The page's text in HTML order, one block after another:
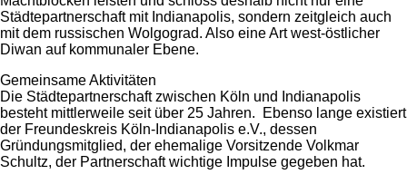
Städtepartnerschaft mit Indianapolis, sondern zeitgleich auch
mit dem russischen Wolgograd. Also eine Art west-östlicher
Diwan auf kommunaler Ebene.
Gemeinsame Aktivitäten
Die Städtepartnerschaft zwischen Köln und Indianapolis
besteht mittlerweile seit über 25 Jahren. Ebenso lange existiert
der Freundeskreis Köln-Indianapolis e.V., dessen
Gründungsmitglied, der ehemalige Vorsitzende Volkmar
Schultz, der Partnerschaft wichtige Impulse gegeben hat.